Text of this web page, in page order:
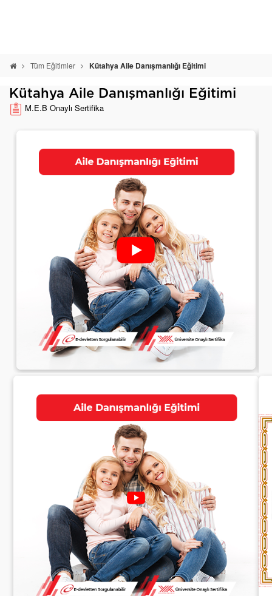
Tüm Eğitimler Kütahya Aile Danışmanlığı Eğitimi
Kütahya Aile Danışmanlığı Eğitimi
M.E.B Onaylı Sertifika